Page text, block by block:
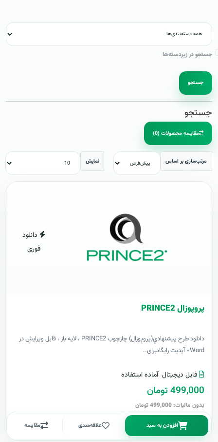
جستجو در زیردسته‌ها
جستجو
جستجو
مقایسه محصولات (0)
مرتب‌سازی بر اساس نمایش
دانلود
فوری
پروپوزال PRINCE2
دانلود طرح پيشنهادي(پروپوزال) چارچوب PRINCE2 ، لایه باز ، قابل ویرایش در
Word+ آپدیت رایگانبرای..
فایل دیجیتال آماده استفاده
499,000 تومان
بدون مالیات: 499,000 تومان
افزودن به سبد علاقه‌مندی مقایسه